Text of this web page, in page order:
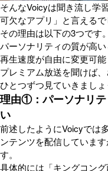
そんなVoicyは聞き流し学
可欠なアプリ」と言えるで
その理由は以下の3つです。
パーソナリティの質が高
再生速度が自由に変更可能
プレミアム放送を聞けば
ひとつずつ見ていきましょ
理由①：パーソナリ
い
前述したようにVoicyでは
ンテンツを配信していま
す。
具体的には「キングコン